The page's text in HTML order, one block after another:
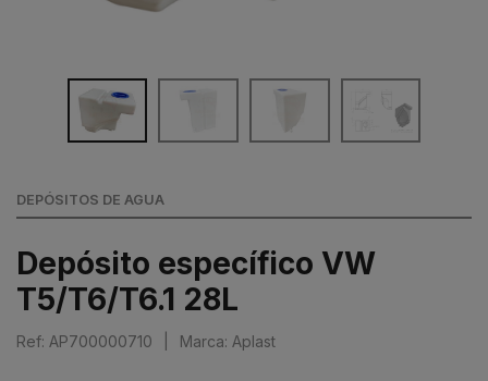
DEPÓSITOS DE AGUA
Depósito específico VW
T5/T6/T6.1 28L
Ref: AP700000710 Marca: Aplast